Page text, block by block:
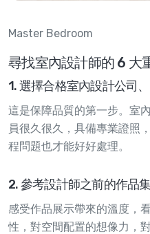
Master Bedroom
尋找室內設計師的 6 大
1. 選擇合格室內設計公司
這是保障品質的第一步。室
員很久很久，具備專業證照
程問題也才能好好處理。
2. 參考設計師之前的作品
感受作品展示帶來的溫度，
性，對空間配置的想像力，